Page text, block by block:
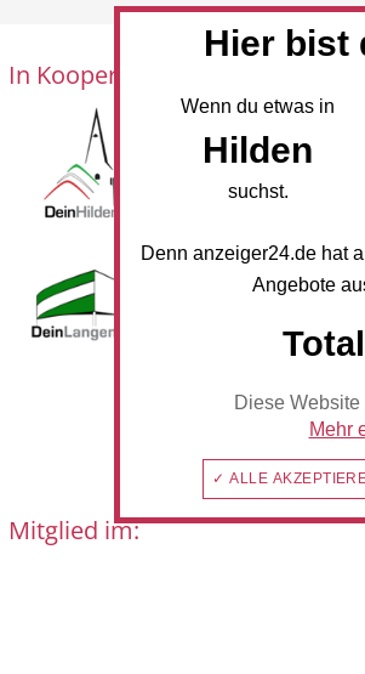
In Kooperation mit:
Mitglied im:
Hier bist
Wenn du etwas in
Hilden
suchst.
Denn anzeiger24.de hat
Angebote
Diese
Mehr
✓ ALLE